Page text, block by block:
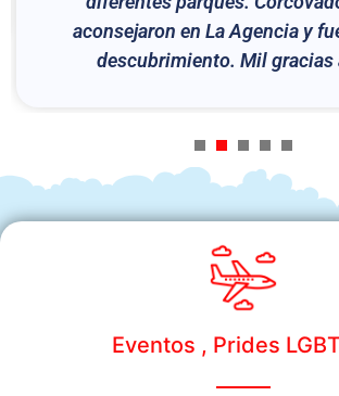
aconsejaron en La Agencia y
descubrimiento. Mil gracias
Eventos , Prides